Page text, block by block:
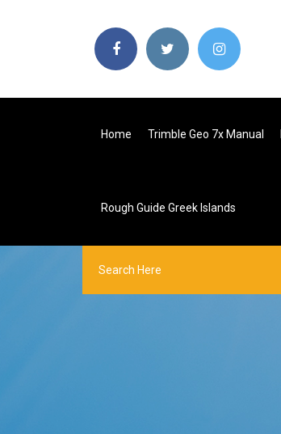
Home Trimble Geo 7x Manual
Rough Guide Greek Islands